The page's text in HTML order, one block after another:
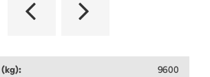
9600